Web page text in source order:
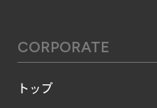
CORPORATE
トップ